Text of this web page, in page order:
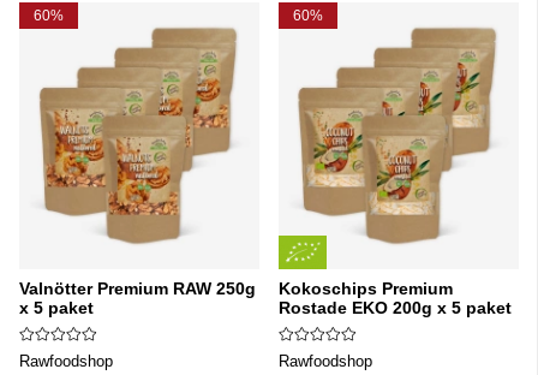
60%
Valnötter Premium RAW 250g
x 5 paket
Rawfoodshop
60%
Kokoschips Premium
Rostade EKO 200g x 5 paket
Rawfoodshop